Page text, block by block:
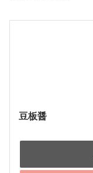
豆板醤